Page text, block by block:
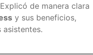
de manera clara
y sus beneficios,